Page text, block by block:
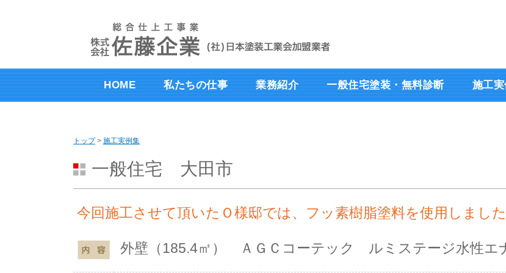
HOME 私たちの仕事 業務紹介 一般住宅塗装・無料診断 施工実
トップ> 施工実例集
一般住宅 大田市
今回施工させて頂いたＯ様邸では、フッ素樹脂塗料を使用しました
外壁（185.4㎡） ＡＧＣコーテック ルミステージ水性エ